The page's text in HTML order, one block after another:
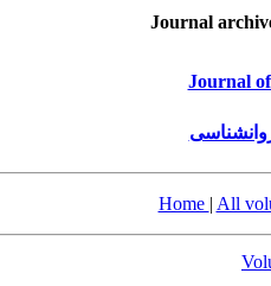
Journal
Journal
Home | All